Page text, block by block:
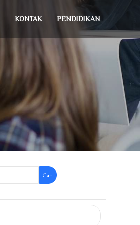
KONTAK PENDIDIKAN
Cari